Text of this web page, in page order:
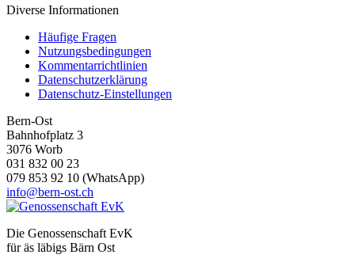
Diverse Informationen
Häufige Fragen
Nutzungsbedingungen
Kommentarrichtlinien
Datenschutzerklärung
Datenschutz-Einstellungen
Bern-Ost
Bahnhofplatz 3
3076 Worb
031 832 00 23
079 853 92 10 (WhatsApp)
info@bern-ost.ch
Die Genossenschaft EvK
für äs läbigs Bärn Ost